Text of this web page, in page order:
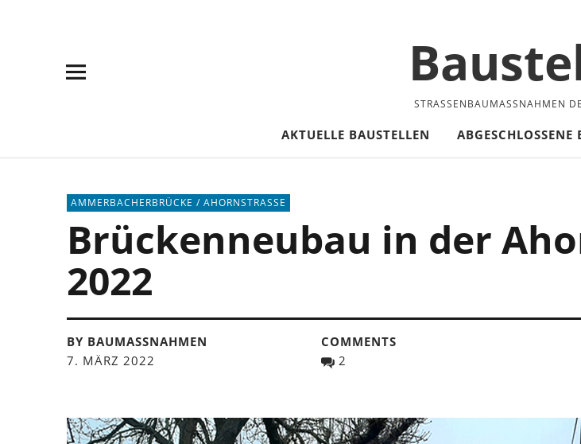
STRASSENBAUMASSNAHMEN DER
AKTUELLE BAUSTELLEN ABGESCHLOSSENE
AMMERBACHERBRÜCKE / AHORNSTRASSE
Brückenneubau in der
2022
BY BAUMASSNAHMEN
7. MÄRZ 2022
COMMENTS
2